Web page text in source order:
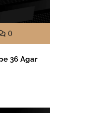
0
36 Agar